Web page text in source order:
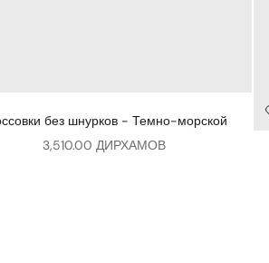
без шнурков - Темно-морской
Цена продажи
3,510.00 ДИРХАМОВ